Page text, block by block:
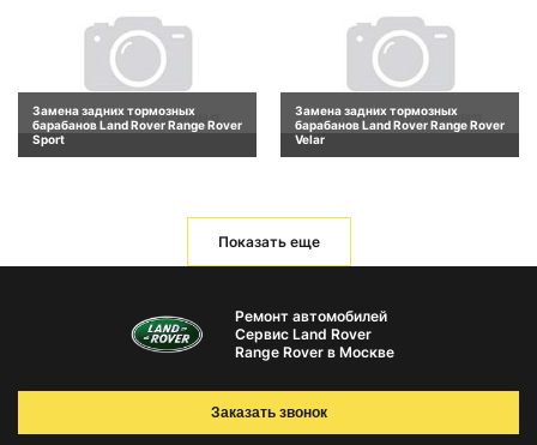
Замена задних тормозных
барабанов Land Rover Range Rover
Sport
Замена задних тормозных
барабанов Land Rover Range Rover
Velar
Показать еще
Ремонт автомобилей
Сервис Land Rover
Range Rover в Москве
Заказать звонок